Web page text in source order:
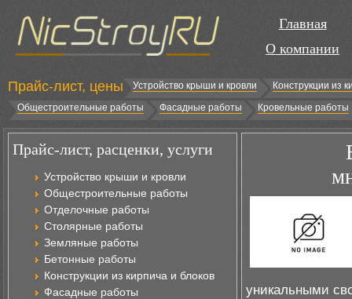
Главная
О компании
Прайс-лист, цены Устройство крыши и кровли
Конструкции из
Общестроительные работы
Фасадные работы Кровельные работы
Прайс-лист, расценки, услуги
Устройство крыши и кровли
Общестроительные работы
Отделочные работы
Столярные работы
Земляные работы
Бетонные работы
Конструкции из кирпича и блоков
Фасадные работы
уникальными